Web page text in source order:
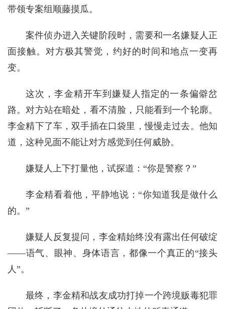
带领专案组顺藤摸瓜。
案件侦办进入关键阶段时，需要和一名嫌疑人正
面接触。对方极其警觉，约好的时间和地点一变再
变。
这次，李金精开车到嫌疑人指定的一条偏僻岔
路。对方站在暗处，看不清脸，只能看到一个轮廓。
李金精下了车，双手插在口袋里，慢慢走过去。他知
道，这种见面不能让对方感觉到任何威胁。
嫌疑人上下打量他，试探道：“你是警察？”
李金精看着他，平静地说：“你知道我是做什么
的。”
嫌疑人反复提问，李金精始终没有露出任何破绽
——语气、眼神、身体语言，都像一个真正的“接头
人”。
最终，李金精和战友成功打掉一个跨境贩毒犯罪